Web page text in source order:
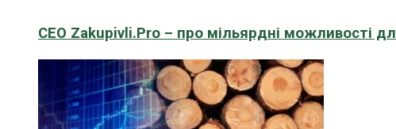
CEO Zakupivli.Pro – про мільярдні можливості